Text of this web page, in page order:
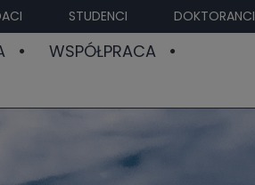
STUDENCI DOKTORANCI
WSPÓŁPRACA